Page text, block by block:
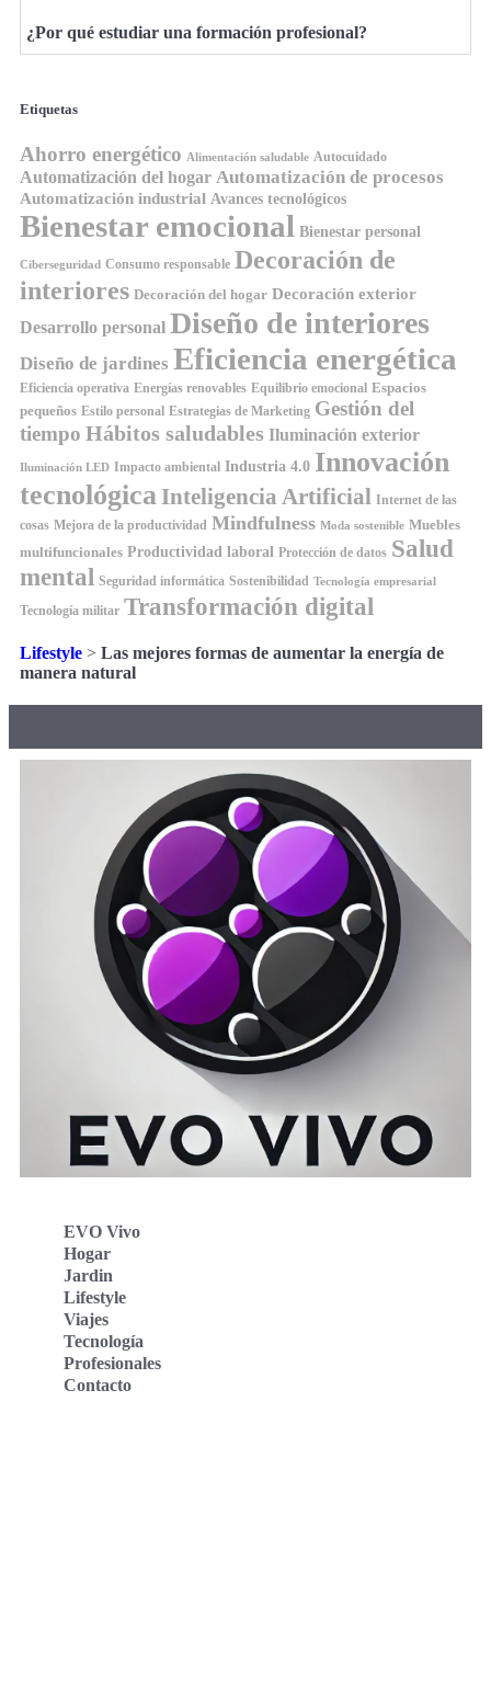
¿Por qué estudiar una formación profesional?
Etiquetas
Ahorro energético Alimentación saludable Autocuidado
Automatización del hogar Automatización de procesos
Automatización industrial Avances tecnológicos
Bienestar emocional Bienestar personal
Ciberseguridad Consumo responsable Decoración de
interiores Decoración del hogar Decoración exterior
Desarrollo personal Diseño de interiores
Diseño de jardines Eficiencia energética
Eficiencia operativa Energías renovables Equilibrio emocional Espacios
pequeños Estilo personal Estrategias de Marketing Gestión del
tiempo Hábitos saludables Iluminación exterior
Iluminación LED Impacto ambiental Industria 4.0 Innovación
tecnológica Inteligencia Artificial Internet de las
cosas Mejora de la productividad Mindfulness Moda sostenible Muebles
multifuncionales Productividad laboral Protección de datos Salud
mental Seguridad informática Sostenibilidad Tecnología empresarial
Tecnología militar Transformación digital
Lifestyle > Las mejores formas de aumentar la energía de
manera natural
EVO Vivo
Hogar
Jardin
Lifestyle
Viajes
Tecnología
Profesionales
Contacto